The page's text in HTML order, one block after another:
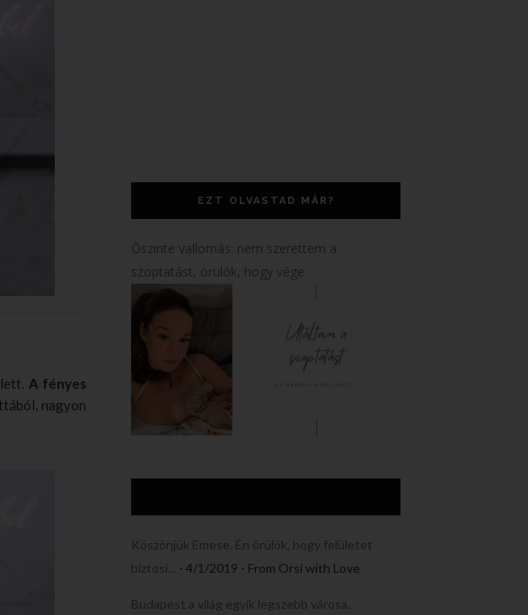
A fényes
nagyon
EZT OLVASTAD MÁR?
Őszinte vallomás: nem szerettem a
szoptatást, örülök, hogy vége
Köszönjük Emese. Én örülök, hogy felületet
biztosí...
- 4/1/2019 - From Orsi with Love
Budapest a világ egyik legszebb városa.